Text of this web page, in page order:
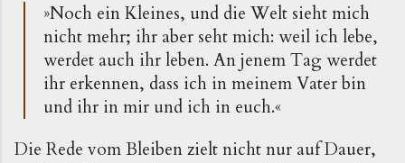
»Noch ein Kleines, und die Welt sieht mich
nicht mehr; ihr aber seht mich: weil ich lebe,
werdet auch ihr leben. An jenem Tag werdet
ihr erkennen, dass ich in meinem Vater bin
und ihr in mir und ich in euch.«
Die Rede vom Bleiben zielt nicht nur auf Dauer,